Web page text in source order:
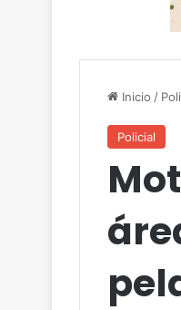
Inicio /
Policial